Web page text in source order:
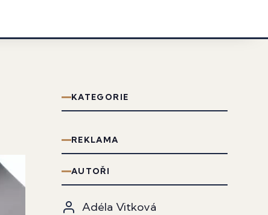
KATEGORIE
REKLAMA
AUTOŘI
Adéla Vitková